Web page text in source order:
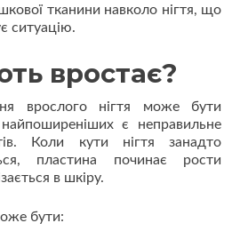
тканини навколо нігтя, що
ситуацію.
вростає?
врослого нігтя може бути
є неправильне
Коли кути нігтя занадто
пластина починає рости
в шкіру.
бути: